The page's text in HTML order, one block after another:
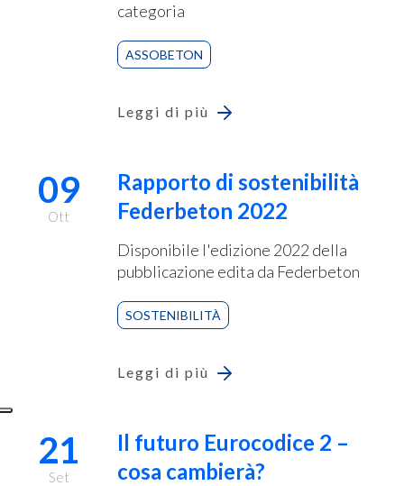
categoria
ASSOBETON
Leggi di più
09
Ott
Rapporto di sostenibilità
Federbeton 2022
Disponibile l'edizione 2022 della
pubblicazione edita da Federbeton
SOSTENIBILITÀ
Leggi di più
21
Set
Il futuro Eurocodice 2 –
cosa cambierà?